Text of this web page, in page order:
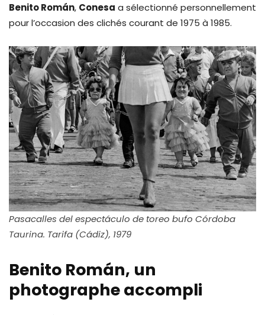
Benito Román, Conesa a sélectionné personnellement
pour l’occasion des clichés courant de 1975 à 1985.
Pasacalles del espectáculo de toreo bufo Córdoba
Taurina. Tarifa (Cádiz), 1979
Benito Román, un
photographe accompli